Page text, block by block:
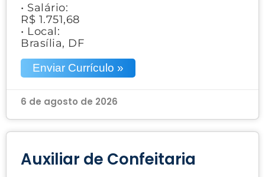
• Salário:
R$ 1.751,68
• Local:
Brasília, DF
Enviar Currículo »
6 de agosto de 2026
Auxiliar de Confeitaria